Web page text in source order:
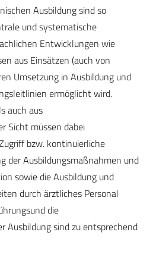
Ausbildung sind so
und systematische
Entwicklungen wie
aus Einsätzen (auch von
Umsetzung in Ausbildung und
ermöglicht wird.
auch aus
Sicht müssen dabei
bzw. kontinuierliche
der Ausbildungsmaßnahmen und
sowie die Ausbildung und
durch ärztliches Personal
die
Ausbildung sind zu entsprechend